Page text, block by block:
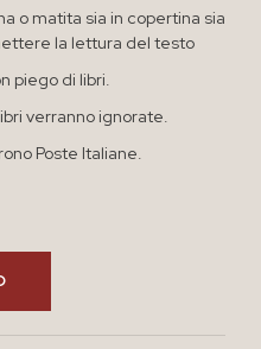
o matita sia in copertina sia
la lettura del testo
piego di libri.
verranno ignorate.
Poste Italiane.